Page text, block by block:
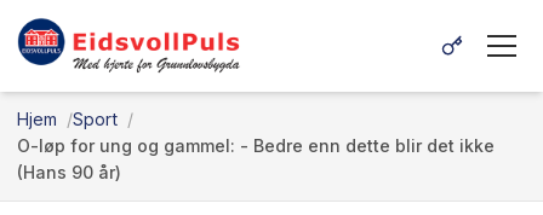
Hjem
Sport
O-løp for ung og gammel: - Bedre enn dette blir det ikke
(Hans 90 år)